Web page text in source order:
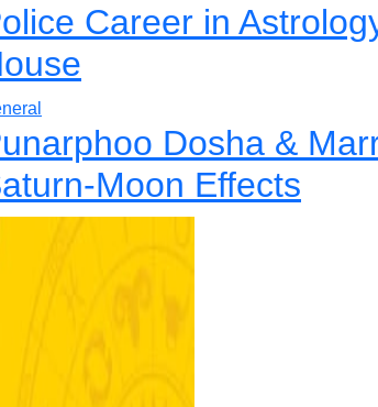
Career in
Dosha &
Moon Effects